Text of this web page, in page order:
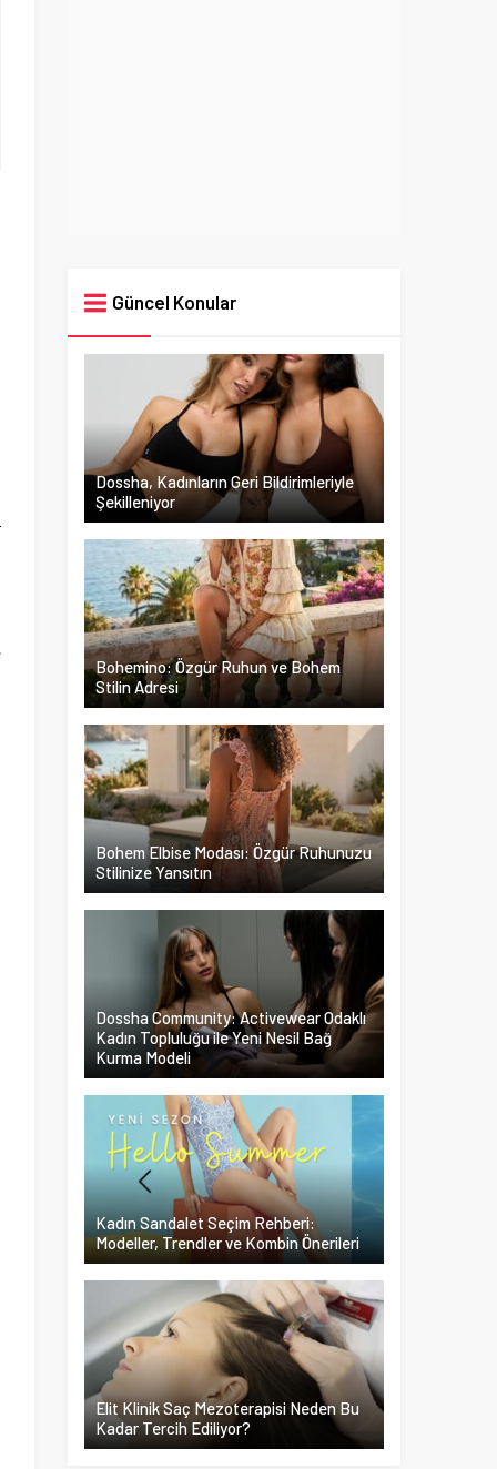
Güncel Konular
Dossha, Kadınların Geri Bildirimleriyle
Şekilleniyor
Bohemino: Özgür Ruhun ve Bohem
Stilin Adresi
Bohem Elbise Modası: Özgür Ruhunuzu
Stilinize Yansıtın
Dossha Community: Activewear Odaklı
Kadın Topluluğu ile Yeni Nesil Bağ
Kurma Modeli
Kadın Sandalet Seçim Rehberi:
Modeller, Trendler ve Kombin Önerileri
Elit Klinik Saç Mezoterapisi Neden Bu
Kadar Tercih Ediliyor?